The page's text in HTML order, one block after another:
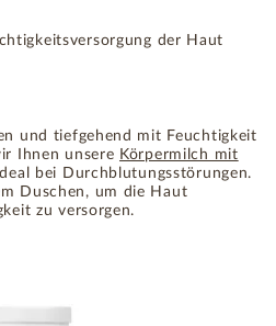
der Haut
und tiefgehend mit Feuchtigkeit
Ihnen unsere Körpermilch mit
Ideal bei Durchblutungsstörungen.
Duschen, um die Haut
zu versorgen.